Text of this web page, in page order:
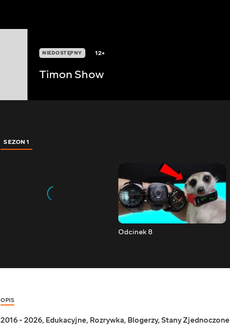
NIEDOSTĘPNY 12+
Timon Show
SEZON 1
Odcinek 8
OPIS
2016 - 2026, Edukacyjne, Rozrywka, Blogerzy, Stany Zjednoczone